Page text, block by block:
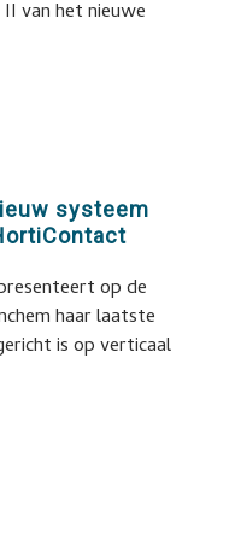
van het nieuwe
systeem
op de
haar laatste
is op verticaal